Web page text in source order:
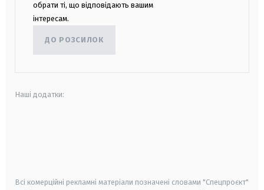
обрати ті, що відповідають вашим
інтересам.
ДО РОЗСИЛОК
Наші додатки:
Всі комерційні рекламні матеріали позначені словами "Спецпроєкт"